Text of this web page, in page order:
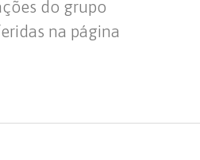
do grupo
na página